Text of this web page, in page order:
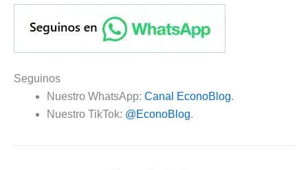
Seguinos
Nuestro WhatsApp: Canal EconoBlog.
Nuestro TikTok: @EconoBlog.